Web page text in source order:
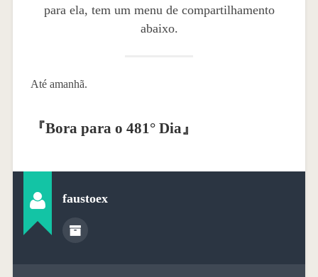
para ela, tem um menu de compartilhamento
abaixo.
Até amanhã.
『Bora para o 481° Dia』
faustoex